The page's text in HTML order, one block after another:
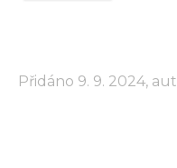
Přidáno 9. 9. 2024,